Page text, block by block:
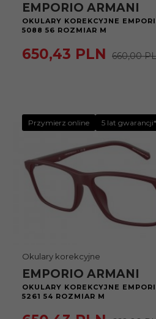
EMPORIO ARMANI
OKULARY KOREKCYJNE
5088 56 ROZMIAR M
650,43 PLN 660,00
Przymierz online 5 lat gwarancji*
Okulary korekcyjne
EMPORIO ARMANI
OKULARY KOREKCYJNE
5261 54 ROZMIAR M